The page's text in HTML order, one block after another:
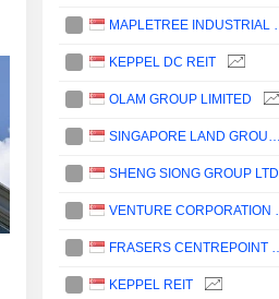
KEPPEL DC REIT
OLAM GROUP LIMITED
SINGAPORE LAND GROUP LIMITED
SHENG SIONG GROUP LTD
FRASERS
KEPPEL REIT